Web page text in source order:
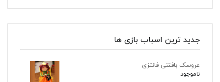
جدید ترین اسباب بازی ها
عروسک بافتنی فانتزی
ناموجود